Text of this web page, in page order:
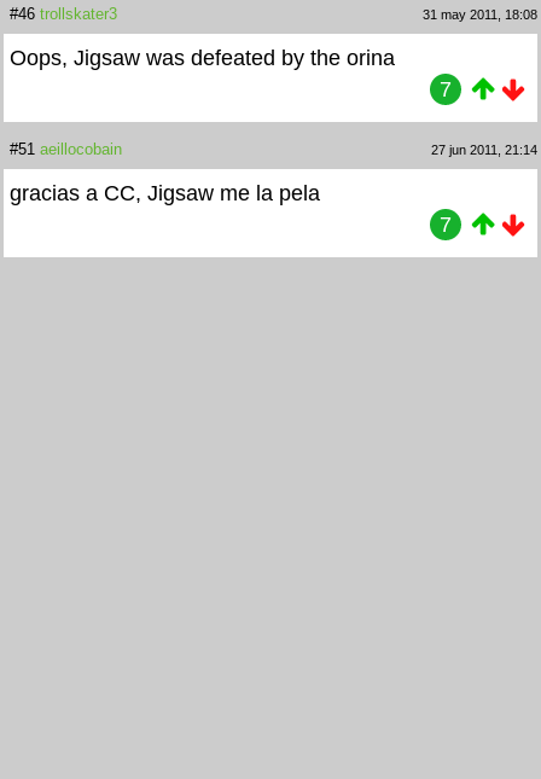
#46 trollskater3 31 may 2011, 18:08
Oops, Jigsaw was defeated by the orina
7
#51 aeillocobain 27 jun 2011, 21:14
gracias a CC, Jigsaw me la pela
7